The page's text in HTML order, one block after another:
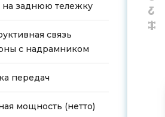
на заднюю тележку
связь
с надрамником
передач
мощность (нетто)